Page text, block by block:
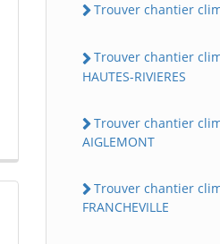
Trouver chantier
Trouver chantier
HAUTES-RIVIERES
Trouver chantier
AIGLEMONT
Trouver chantier
FRANCHEVILLE